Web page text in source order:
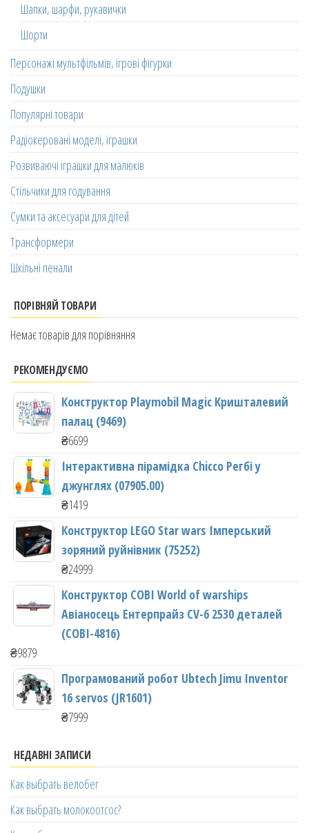
Шапки, шарфи, рукавички
Шорти
Персонажі мультфільмів, ігрові фігурки
Подушки
Популярні товари
Радіокеровані моделі, іграшки
Розвиваючі іграшки для малюків
Стільчики для годування
Сумки та аксесуари для дітей
Трансформери
Шкільні пенали
ПОРІВНЯЙ ТОВАРИ
Немає товарів для порівняння
РЕКОМЕНДУЄМО
Конструктор Playmobil Magic Кришталевий
палац (9469)
₴6699
Інтерактивна пірамідка Chicco Регбі у
джунглях (07905.00)
₴1419
Конструктор LEGO Star wars Імперський
зоряний руйнівник (75252)
₴24999
Конструктор COBI World of warships
Авіаносець Ентерпрайз CV-6 2530 деталей
(COBI-4816)
₴9879
Програмований робот Ubtech Jimu Inventor
16 servos (JR1601)
₴7999
НЕДАВНІ ЗАПИСИ
Как выбрать велобег
Как выбрать молокоотсос?